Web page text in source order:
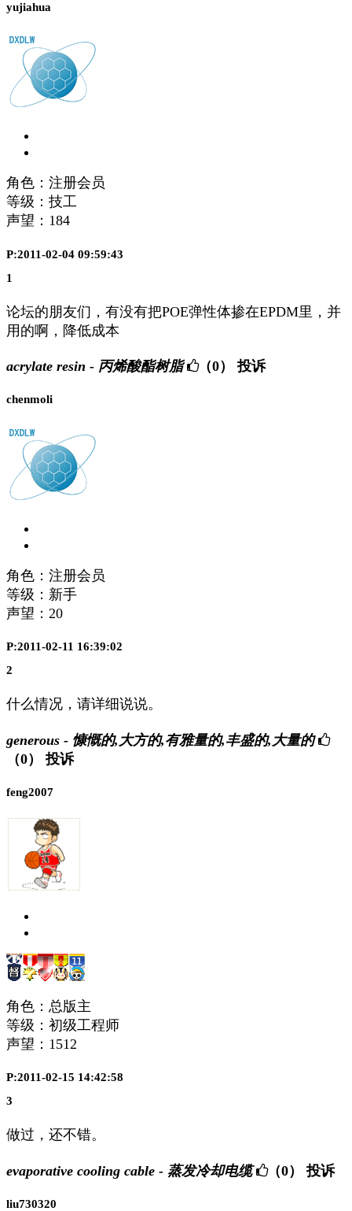
yujiahua
角色：注册会员
等级：技工
声望： 184
P:2011-02-04 09:59:43
1
论坛的朋友们，有没有把POE弹性体掺在EPDM里，并
用的啊，降低成本
acrylate resin - 丙烯酸酯树脂 （0） 投诉
chenmoli
角色：注册会员
等级：新手
声望： 20
P:2011-02-11 16:39:02
2
什么情况，请详细说说。
generous - 慷慨的,大方的,有雅量的,丰盛的,大量的
（0）
投诉
feng2007
角色：总版主
等级：初级工程师
声望： 1512
P:2011-02-15 14:42:58
3
做过，还不错。
evaporative cooling cable - 蒸发冷却电缆 （0） 投诉
liu730320